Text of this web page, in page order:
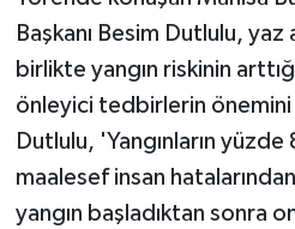
Başkanı Besim Dutlulu, yaz
birlikte yangın riskinin
önleyici tedbirlerin önemini
Dutlulu, 'Yangınların
maalesef insan
yangın başladıktan sonra